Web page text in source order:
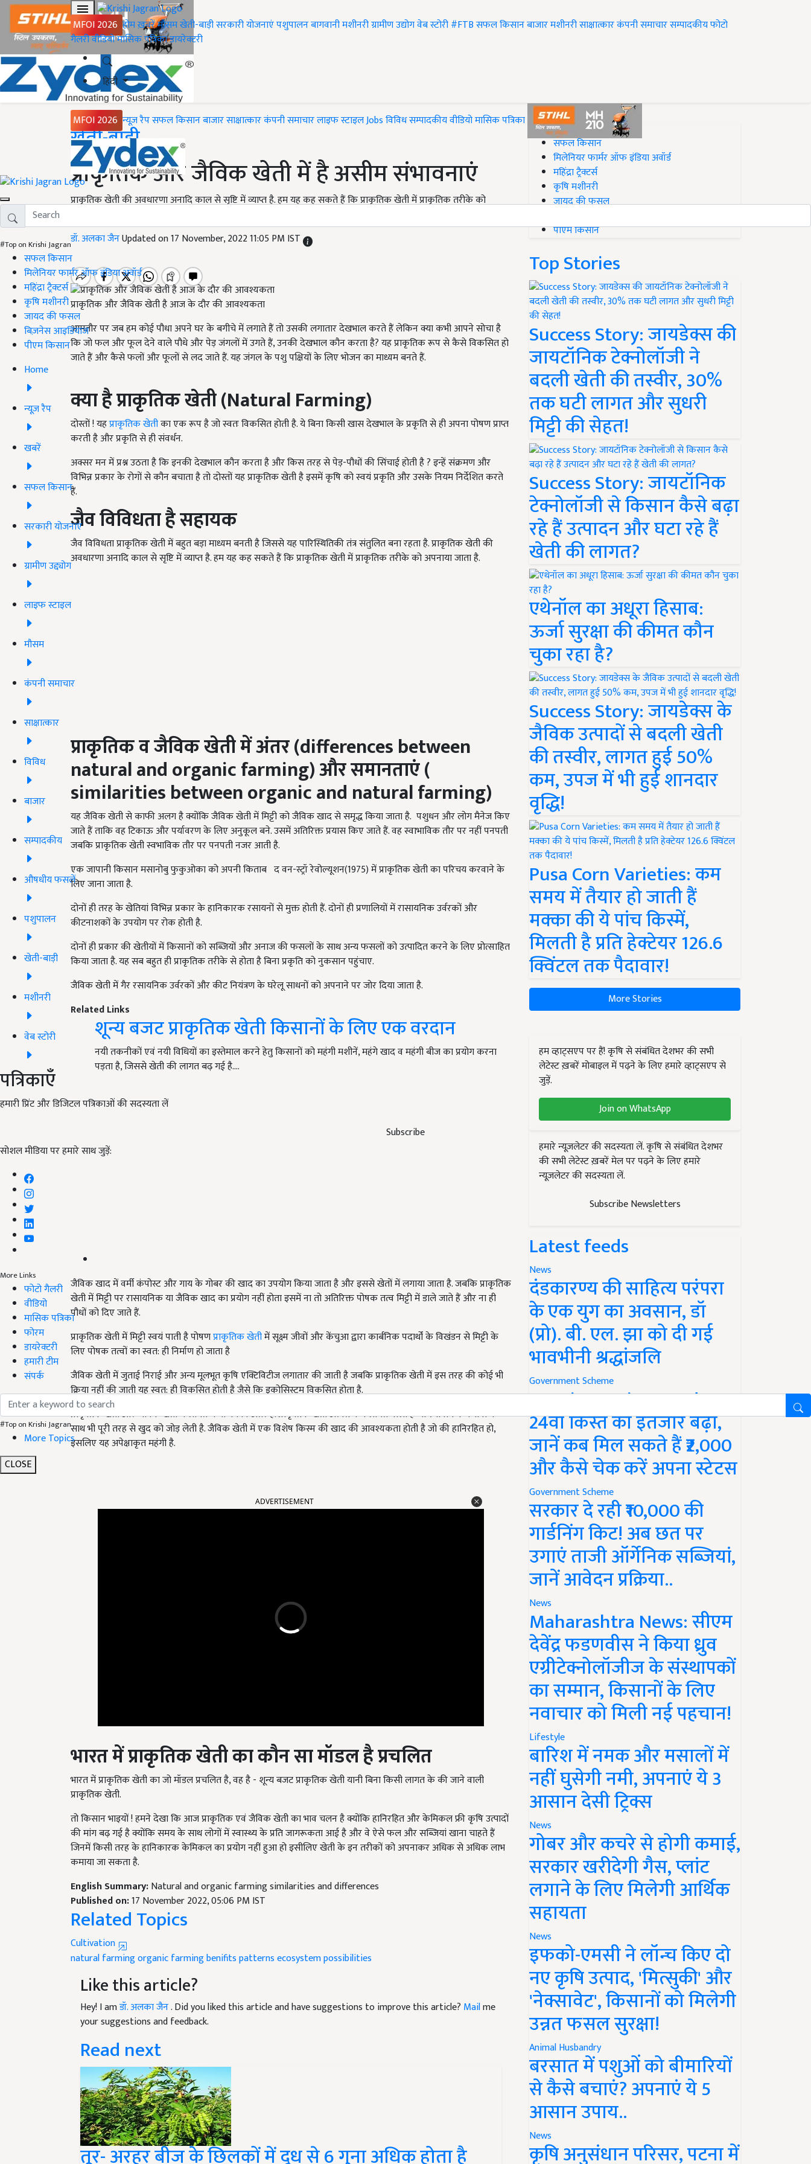
MFOI 2026 होमख़बरेंमौसमखेती-बाड़ीसरकारी योजनाएंपशुपालनबागवानीमशीनरीग्रामीण उद्योगवेब स्टोरी#FTBसफल किसानबाजारमशीनरीसाक्षात्कारकंपनी समाचारसम्पादकीयफोटो
गैलरीवीडियोमासिक पत्रिकाडायरेक्टरी
हिंदी
MFOI 2026 न्यूज़ रैपसफल किसानबाजारसाक्षात्कारकंपनी समाचारलाइफ स्टाइलJobsविविधसम्पादकीयवीडियोमासिक पत्रिका
#Top on Krishi Jagran
सफल किसान
मिलेनियर फार्मर ऑफ इंडिया अवॉर्ड
महिंद्रा ट्रैक्टर्स
कृषि मशीनरी
जायद की फसल
बिज़नेस आइडियाज
पीएम किसान
Home
न्यूज़ रैप
खबरें
सफल किसान
सरकारी योजनाएं
ग्रामीण उद्द्योग
लाइफ स्टाइल
मौसम
कंपनी समाचार
साक्षात्कार
विविध
बाजार
सम्पादकीय
औषधीय फसलें
पशुपालन
खेती-बाड़ी
मशीनरी
वेब स्टोरी
पत्रिकाएँ
हमारी प्रिंट और डिजिटल पत्रिकाओं की सदस्यता लें
Subscribe
सोशल मीडिया पर हमारे साथ जुड़ें:
More Links
फोटो गैलरी
वीडियो
मासिक पत्रिका
फोरम
डायरेक्टरी
हमारी टीम
संपर्क
#Top on Krishi Jagran
More Topics
CLOSE
Home
खेती-बाड़ी
प्राकृतिक और जैविक खेती में है असीम संभावनाएं
प्राकृतिक खेती की अवधारणा अनादि काल से सृष्टि में व्याप्त है. हम यह कह सकते हैं कि प्राकृतिक खेती में प्राकृतिक तरीके को
डॉ. अलका जैनUpdated on 17 November, 2022 11:05 PM IST
प्राकृतिक और जैविक खेती है आज के दौर की आवश्यकता
आमतौर पर जब हम कोई पौधा अपने घर के बगीचे में लगाते हैं तो उसकी लगातार देखभाल करते हैं लेकिन क्या कभी आपने सोचा है
कि जो फल और फूल देने वाले पौधे और पेड़ जंगलों में उगते हैं, उनकी देखभाल कौन करता है? यह प्राकृतिक रूप से कैसे विकसित हो
जाते हैं और कैसे फलों और फूलों से लद जाते हैं. यह जंगल के पशु पक्षियों के लिए भोजन का माध्यम बनते हैं.
क्या है प्राकृतिक खेती (Natural Farming)
दोस्तों ! यहप्राकृतिक खेतीका एक रूप है जो स्वतः विकसित होती है. ये बिना किसी खास देखभाल के प्रकृति से ही अपना पोषण प्राप्त
करती है और प्रकृति से ही संवर्धन.
अक्सर मन में प्रश्न उठता है कि इनकी देखभाल कौन करता है और किस तरह से पेड़-पौधों की सिंचाई होती है ? इन्हें संक्रमण और
विभिन्न प्रकार के रोगों से कौन बचाता है तो दोस्तों यह प्राकृतिक खेती है इसमें कृषि को स्वयं प्रकृति और उसके नियम निर्देशित करते
हैं.
जैव विविधता है सहायक
जैव विविधता प्राकृतिक खेती में बहुत बड़ा माध्यम बनती है जिससे यह पारिस्थितिकी तंत्र संतुलित बना रहता है. प्राकृतिक खेती की
अवधारणा अनादि काल से सृष्टि में व्याप्त है. हम यह कह सकते हैं कि प्राकृतिक खेती में प्राकृतिक तरीके को अपनाया जाता है.
प्राकृतिक व जैविक खेती में अंतर (differences between
natural and organic farming)और समानताएं (
similarities between organic and natural farming)
यह जैविक खेती से काफी अलग है क्योंकि जैविक खेती में मिट्टी को जैविक खाद से समृद्ध किया जाता है. पशुधन और लोग मैनेज किए
जाते हैं ताकि वह टिकाऊ और पर्यावरण के लिए अनुकूल बने. उसमें अतिरिक्त प्रयास किए जाते हैं. वह स्वाभाविक तौर पर नहीं पनपती
जबकि प्राकृतिक खेती स्वभाविक तौर पर पनपती नजर आती है.
एक जापानी किसान मसानोबु फुकुओका को अपनी किताब द वन-स्ट्रॉ रेवोल्यूशन(1975) में प्राकृतिक खेती का परिचय करवाने के
लिए जाना जाता है.
दोनों ही तरह के खेतियां विभिन्न प्रकार के हानिकारक रसायनों से मुक्त होती हैं. दोनों ही प्रणालियों में रासायनिक उर्वरकों और
कीटनाशकों के उपयोग पर रोक होती है.
दोनों ही प्रकार की खेतीयों में किसानों को सब्जियों और अनाज की फसलों के साथ अन्य फसलों को उत्पादित करने के लिए प्रोत्साहित
किया जाता है. यह सब बहुत ही प्राकृतिक तरीके से होता है बिना प्रकृति को नुकसान पहुंचाए.
जैविक खेती में गैर रसायनिक उर्वरकों और कीट नियंत्रण के घरेलू साधनों को अपनाने पर जोर दिया जाता है.
Related Links
शून्य बजट प्राकृतिक खेती किसानों के लिए एक वरदान
नयी तकनीकों एवं नयी विधियों का इस्तेमाल करने हेतु किसानों को महंगी मशीनें, महंगे खाद व महंगी बीज का प्रयोग करना
पड़ता है, जिससे खेती की लागत बढ़ गई है.…
जैविक खाद में वर्मी कंपोस्ट और गाय के गोबर की खाद का उपयोग किया जाता है और इससे खेतों में लगाया जाता है. जबकि प्राकृतिक
खेती में मिट्टी पर रासायनिक या जैविक खाद का प्रयोग नहीं होता इसमें ना तो अतिरिक्त पोषक तत्व मिट्टी में डाले जाते हैं और ना ही
पौधों को दिए जाते हैं.
प्राकृतिक खेती में मिट्टी स्वयं पाती है पोषणप्राकृतिक खेतीमें सूक्ष्म जीवों और केंचुआ द्वारा कार्बनिक पदार्थों के विखंडन से मिट्टी के
लिए पोषक तत्वों का स्वत: ही निर्माण हो जाता है
जैविक खेती में जुताई निराई और अन्य मूलभूत कृषि एक्टिविटीज लगातार की जाती है जबकि प्राकृतिक खेती में इस तरह की कोई भी
क्रिया नहीं की जाती यह स्वत: ही विकसित होती है जैसे कि इकोसिस्टम विकसित होता है.
प्राकृतिक खेती और जैविक खेती में लागत में भी काफी अंतर है. प्राकृतिक खेती अत्यंत कम लागत वाली है जो स्थानीय वन्यजीवों के
साथ भी पूरी तरह से खुद को जोड़ लेती है. जैविक खेती में एक विशेष किस्म की खाद की आवश्यकता होती है जो की हानिरहित हो,
इसलिए यह अपेक्षाकृत महंगी है.
भारत में प्राकृतिक खेती का कौन सा मॉडल है प्रचलित
भारत में प्राकृतिक खेती का जो मॉडल प्रचलित है, वह है - शून्य बजट प्राकृतिक खेती यानी बिना किसी लागत के की जाने वाली
प्राकृतिक खेती.
तो किसान भाइयों ! हमने देखा कि आज प्राकृतिक एवं जैविक खेती का भाव चलन है क्योंकि हानिरहित और केमिकल फ्री कृषि उत्पादों
की मांग बढ़ गई है क्योंकि समय के साथ लोगों में स्वास्थ्य के प्रति जागरूकता आई है और वे ऐसे फल और सब्जियां खाना चाहते हैं
जिनमें किसी तरह के हानिकारक केमिकल का प्रयोग नहीं हुआ हो इसीलिए खेती के इन तरीकों को अपनाकर अधिक से अधिक लाभ
कमाया जा सकता है.
Published on:17 November 2022, 05:06 PM IST
Related Topics
Cultivation
natural farming
Like this article?
Hey! I amडॉ. अलका जैन. Did you liked this article and have suggestions to improve this article?
your suggestions and feedback.
Read next
तूर- अरहर बीज के छिलकों में दूध से 6 गुना अधिक होता है
#Top on Krishi Jagran
सफल किसान
मिलेनियर फार्मर ऑफ इंडिया अवॉर्ड
महिंद्रा ट्रैक्टर्स
कृषि मशीनरी
जायद की फसल
पीएम किसान
Top Stories
Success Story: जायडेक्स की
जायटॉनिक टेक्नोलॉजी ने
बदली खेती की तस्वीर, 30%
तक घटी लागत और सुधरी
मिट्टी की सेहत!
Success Story: जायटॉनिक
टेक्नोलॉजी से किसान कैसे बढ़ा
रहे हैं उत्पादन और घटा रहे हैं
खेती की लागत?
एथेनॉल का अधूरा हिसाब:
ऊर्जा सुरक्षा की कीमत कौन
चुका रहा है?
Success Story: जायडेक्स के
जैविक उत्पादों से बदली खेती
की तस्वीर, लागत हुई 50%
कम, उपज में भी हुई शानदार
वृद्धि!
Pusa Corn Varieties: कम
समय में तैयार हो जाती हैं
मक्का की ये पांच किस्में,
मिलती है प्रति हेक्टेयर 126.6
क्विंटल तक पैदावार!
More Stories
हम व्हाट्सएप पर हैं! कृषि से संबंधित देशभर की सभी
लेटेस्ट ख़बरें मोबाइल में पढ़ने के लिए हमारे व्हाट्सएप से
जुड़ें.
Join on WhatsApp
हमारे न्यूज़लेटर की सदस्यता लें. कृषि से संबंधित देशभर
की सभी लेटेस्ट ख़बरें मेल पर पढ़ने के लिए हमारे
न्यूज़लेटर की सदस्यता लें.
Subscribe Newsletters
Latest feeds
News
दंडकारण्य की साहित्य परंपरा
के एक युग का अवसान, डॉ
(प्रो). बी. एल. झा को दी गई
भावभीनी श्रद्धांजलि
Government Scheme
PM Kisan Yojana Update:
24वीं किस्त का इंतजार बढ़ा,
जानें कब मिल सकते हैं ₹2,000
और कैसे चेक करें अपना स्टेटस
Government Scheme
सरकार दे रही ₹10,000 की
गार्डनिंग किट! अब छत पर
उगाएं ताजी ऑर्गेनिक सब्जियां,
जानें आवेदन प्रक्रिया..
News
Maharashtra News: सीएम
देवेंद्र फडणवीस ने किया ध्रुव
एग्रीटेक्नोलॉजीज के संस्थापकों
का सम्मान, किसानों के लिए
नवाचार को मिली नई पहचान!
Lifestyle
बारिश में नमक और मसालों में
नहीं घुसेगी नमी, अपनाएं ये 3
आसान देसी ट्रिक्स
News
गोबर और कचरे से होगी कमाई,
सरकार खरीदेगी गैस, प्लांट
लगाने के लिए मिलेगी आर्थिक
सहायता
News
इफको-एमसी ने लॉन्च किए दो
नए कृषि उत्पाद, 'मित्सुकी' और
'नेक्सावेट', किसानों को मिलेगी
उन्नत फसल सुरक्षा!
Animal Husbandry
बरसात में पशुओं को बीमारियों
से कैसे बचाएं? अपनाएं ये 5
आसान उपाय..
News
कृषि अनुसंधान परिसर, पटना में